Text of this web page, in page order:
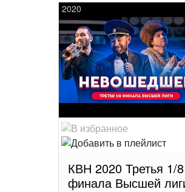
2020
КВН 2020 Третья 1/8
финала Высшей